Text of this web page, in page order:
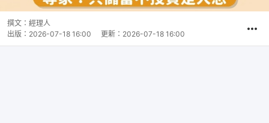
撰文： 經理人
出版： 2026-07-18 16:00 更新： 2026-07-18 16:00